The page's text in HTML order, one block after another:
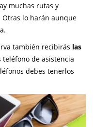
muchas rutas y
lo harán aunque
también recibirás las
teléfono de asistencia
debes tenerlos